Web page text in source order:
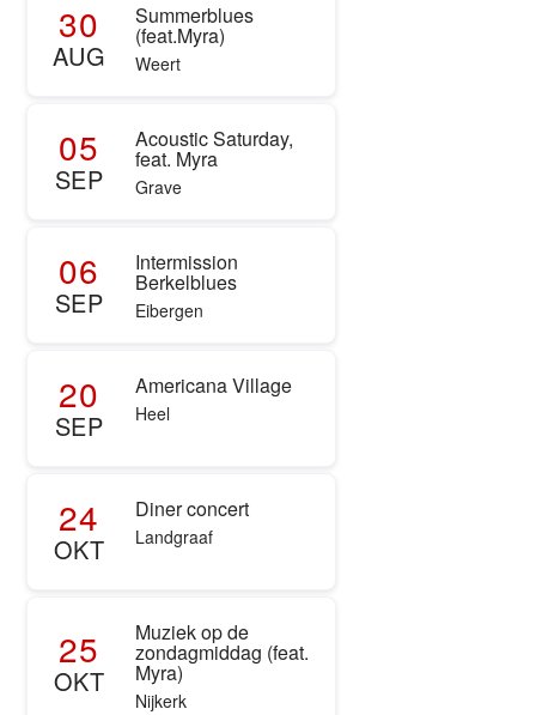
30
AUG
Summerblues
(feat.Myra)
Weert
05
SEP
Acoustic Saturday,
feat. Myra
Grave
06
SEP
Intermission
Berkelblues
Eibergen
20
SEP
Americana Village
Heel
24
OKT
Diner concert
Landgraaf
25
OKT
Muziek op de
zondagmiddag (feat.
Myra)
Nijkerk